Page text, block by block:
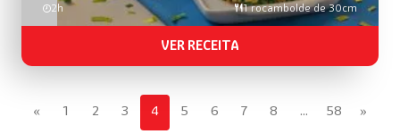
2h 1 rocambolde de 30cm
VER RECEITA
« 1 2 3 4 5 6 7 8 … 58 »